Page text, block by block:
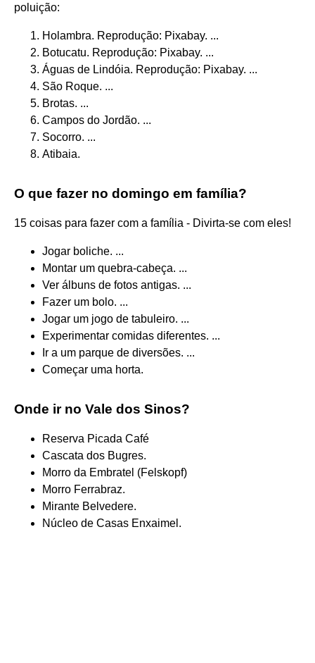
poluição:
Holambra. Reprodução: Pixabay. ...
Botucatu. Reprodução: Pixabay. ...
Águas de Lindóia. Reprodução: Pixabay. ...
São Roque. ...
Brotas. ...
Campos do Jordão. ...
Socorro. ...
Atibaia.
O que fazer no domingo em família?
15 coisas para fazer com a família - Divirta-se com eles!
Jogar boliche. ...
Montar um quebra-cabeça. ...
Ver álbuns de fotos antigas. ...
Fazer um bolo. ...
Jogar um jogo de tabuleiro. ...
Experimentar comidas diferentes. ...
Ir a um parque de diversões. ...
Começar uma horta.
Onde ir no Vale dos Sinos?
Reserva Picada Café
Cascata dos Bugres.
Morro da Embratel (Felskopf)
Morro Ferrabraz.
Mirante Belvedere.
Núcleo de Casas Enxaimel.